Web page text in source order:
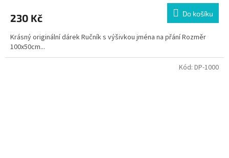
230 Kč Do košíku
Krásný originální dárek Ručník s výšivkou jména na přání Rozměr
100x50cm...
Kód: DP-1000